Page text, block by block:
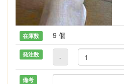
在庫数 9 個
発注数 -
備考